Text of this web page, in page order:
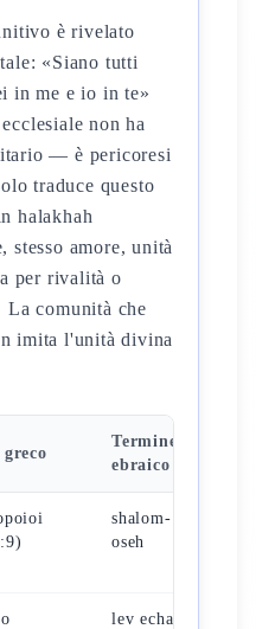
è rivelato
«Siano tutti
in me e io in te»
non ha
— è pericoresi
traduce questo
halakhah
stesso amore, unità
per rivalità o
comunità che
imita l'unità divina
greco
Termine
ebraico
shalom-
oseh
lev echad